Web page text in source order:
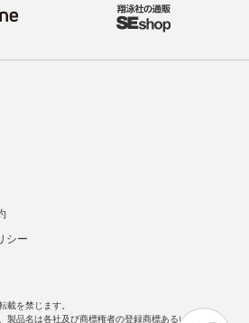
シー
を禁じます。
製品名は各社及び商標権者の登録商標あるいは商標で